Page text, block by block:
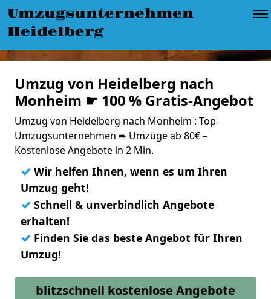
Umzugsunternehmen
Heidelberg
Umzug von Heidelberg nach
Monheim ☛ 100 % Gratis-Angebot
Umzug von Heidelberg nach Monheim : Top-
Umzugsunternehmen ➨ Umzüge ab 80€ –
Kostenlose Angebote in 2 Min.
✓ Wir helfen Ihnen, wenn es um Ihren
Umzug geht!
✓ Schnell & unverbindlich Angebote
erhalten!
✓ Finden Sie das beste Angebot für Ihren
Umzug!
blitzschnell kostenlose Angebote